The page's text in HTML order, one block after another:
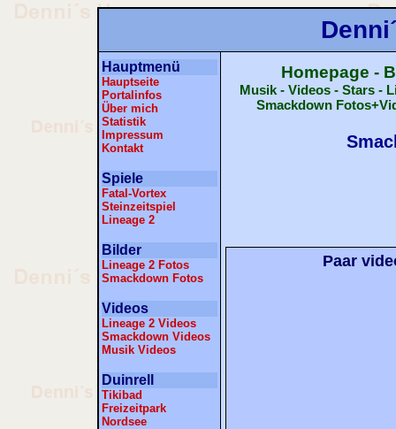
Hauptmenü
Hauptseite
Portalinfos
Über mich
Statistik
Impressum
Kontakt
Spiele
Fatal-Vortex
Steinzeitspiel
Lineage 2
Bilder
Lineage 2 Fotos
Smackdown Fotos
Videos
Lineage 2 Videos
Smackdown Videos
Musik Videos
Duinrell
Tikibad
Freizeitpark
Nordsee
Homepage -
Musik - Videos - Stars -
Smackdown
Paar